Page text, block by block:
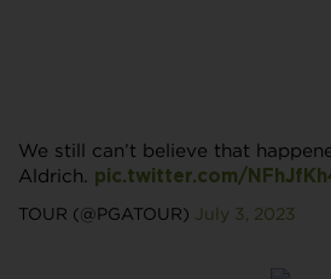
We still can’t believe that
Aldrich. pic.twitter.com/
TOUR (@PGATOUR) July 3, 2023